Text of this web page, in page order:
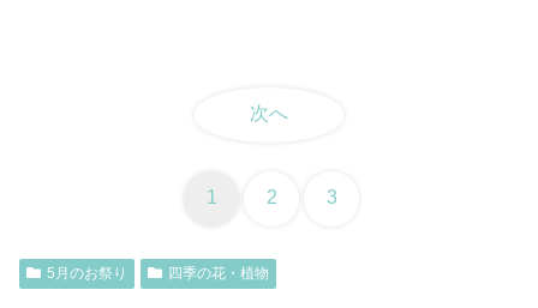
次へ
1 2 3
5月のお祭り 四季の花・植物